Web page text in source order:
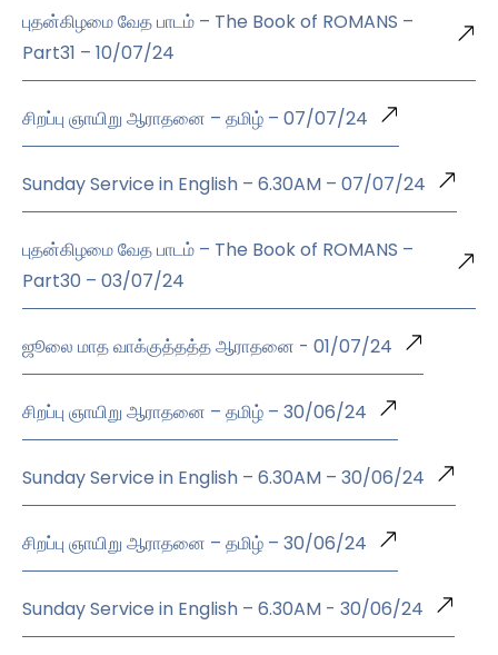
புதன்கிழமை வேத பாடம் – The Book of ROMANS –
Part31 – 10/07/24
சிறப்பு ஞாயிறு ஆராதனை – தமிழ் – 07/07/24
Sunday Service in English – 6.30AM – 07/07/24
புதன்கிழமை வேத பாடம் – The Book of ROMANS –
Part30 – 03/07/24
ஜூலை மாத வாக்குத்தத்த ஆராதனை - 01/07/24
சிறப்பு ஞாயிறு ஆராதனை – தமிழ் – 30/06/24
Sunday Service in English – 6.30AM – 30/06/24
சிறப்பு ஞாயிறு ஆராதனை – தமிழ் – 30/06/24
Sunday Service in English – 6.30AM - 30/06/24